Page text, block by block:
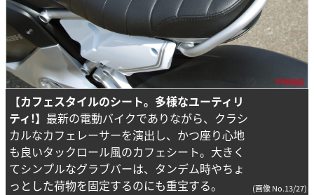
【カフェスタイルのシート。多様なユーティリ
ティ!】 最新の電動バイクでありながら、クラシ
カルなカフェレーサーを演出し、かつ座り心地
も良いタックロール風のカフェシート。大きく
てシンプルなグラブバーは、タンデム時やちょ
っとした荷物を固定するのにも重宝する。
(画像 No.13/27)